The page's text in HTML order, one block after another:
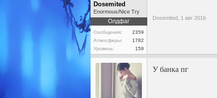
Dosemited
Enormous/Nice Try
Олдфаг
Сообщения:
2359
Атмосферы:
1782
Уровень:
159
Dosemited, 1 авг 2016
У банка пг